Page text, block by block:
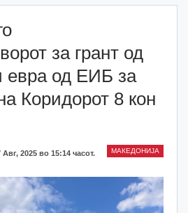
за грант од
евра од ЕИБ за
Коридорот 8 кон
МАКЕДОНИЈА
Авг, 2025 во 15:14 часот.